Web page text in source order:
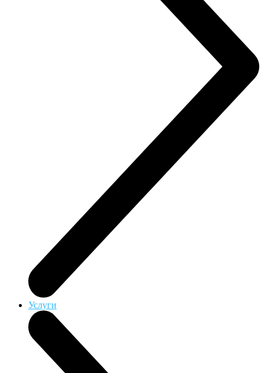
Услуги